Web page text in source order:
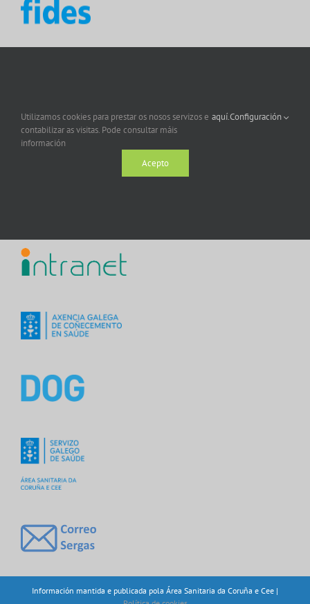
Información mantida e publicada pola Área Sanitaria da Coruña e Cee |
Utilizamos cookies para prestar os nosos servizos e
contabilizar as visitas. Pode consultar máis
información
aquí.Configuración
Acepto